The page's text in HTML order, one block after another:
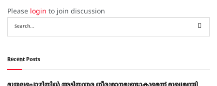
Please login to join discussion
Recent Posts